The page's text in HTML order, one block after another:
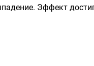
Эффект